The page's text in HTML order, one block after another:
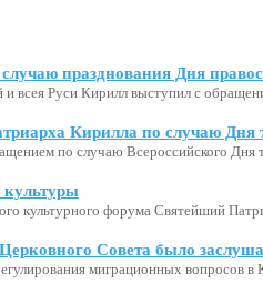
празднования Дня
всея Руси Кирилл выступил с
Кирилла по случаю Дня
по случаю Всероссийского Дня
культуры
культурного форума Святейший
Совета было
миграционных вопросов в